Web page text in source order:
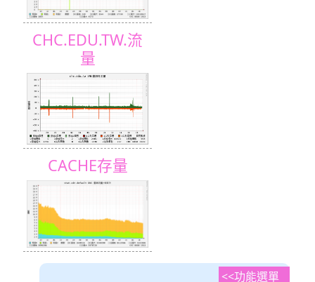
CHC.EDU.TW.流
量
CACHE存量
功能選單